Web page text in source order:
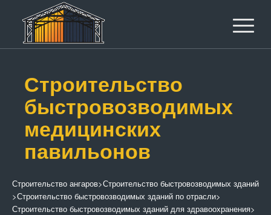
Строительство
быстровозводимых
медицинских
павильонов
Строительство ангаров>Строительство быстровозводимых зданий
>Строительство быстровозводимых зданий по отрасли>
Строительство быстровозводимых зданий для здравоохранения>